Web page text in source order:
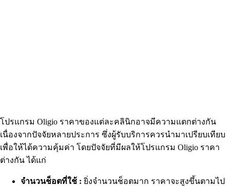
โปรแกรม Oligio ราคาของแต่ละคลินิกอาจมีความแตกต่างกัน
เนื่องจากปัจจัยหลายประการ ซึ่งผู้รับบริการควรนำมาเปรียบเทียบ
เพื่อให้ได้ความคุ้มค่า โดยปัจจัยที่มีผลให้โปรแกรม Oligio ราคา
ต่างกัน ได้แก่
จำนวนช็อตที่ใช้ : ยิ่งจำนวนช็อตมาก ราคาจะสูงขึ้นตามไป